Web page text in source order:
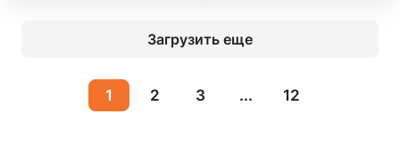
Загрузить еще
1 2 3 ... 12